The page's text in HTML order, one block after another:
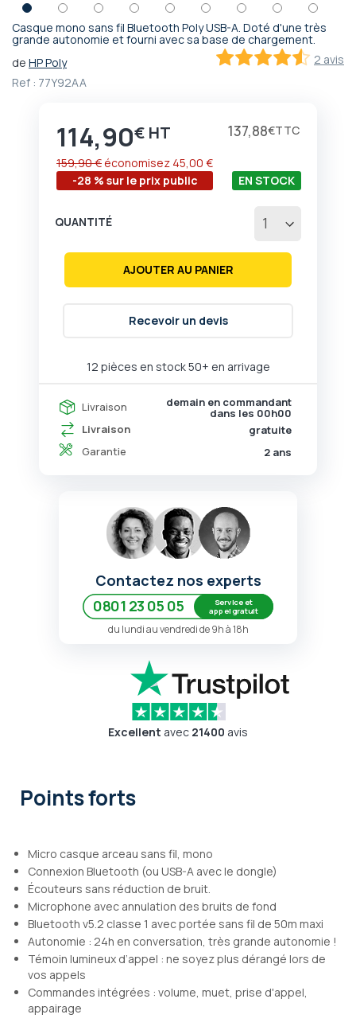
Casque mono sans fil Bluetooth Poly USB-A. Doté d'une très
grande autonomie et fourni avec sa base de chargement.
2 avis
de HP Poly
Ref : 77Y92AA
Prix
114,90€ 137,88€
-28 % sur le prix public
159,90 € économisez 45,00 €
12 pièces en stock50+ en arrivage
EN STOCK
Livraison demain en commandant
dans les 00h00
Livraison
gratuite
Garantie
2 ans
QUANTITÉ
AJOUTER AU PANIER
Recevoir un devis
Passer
début
de
d’images
Contactez nos experts
0801 23 05 05
Service et
appel gratuit
du lundi au vendredi de 9h à 18h
Excellent avec 21400 avis
Points forts
Micro casque arceau sans fil, mono
Connexion Bluetooth (ou USB-A avec le dongle)
Écouteurs sans réduction de bruit.
Microphone avec annulation des bruits de fond
Bluetooth v5.2 classe 1 avec portée sans fil de 50m maxi
Autonomie : 24h en conversation, très grande autonomie !
Témoin lumineux d’appel : ne soyez plus dérangé lors de
vos appels
Commandes intégrées : volume, muet, prise d'appel,
appairage